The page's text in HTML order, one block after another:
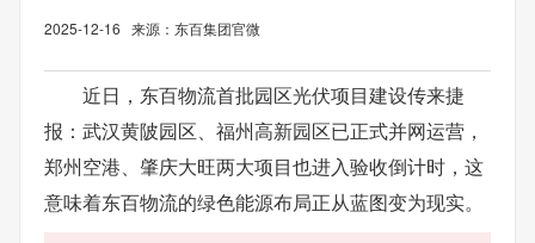
2025-12-16 来源：东百集团官微
近日，东百物流首批园区光伏项目建设传来捷
报：武汉黄陂园区、福州高新园区已正式并网运营，
郑州空港、肇庆大旺两大项目也进入验收倒计时，这
意味着东百物流的绿色能源布局正从蓝图变为现实。